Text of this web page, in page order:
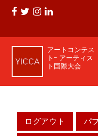
アートコンテス
ト- アーティス
ト国際大会
ログアウト
パ